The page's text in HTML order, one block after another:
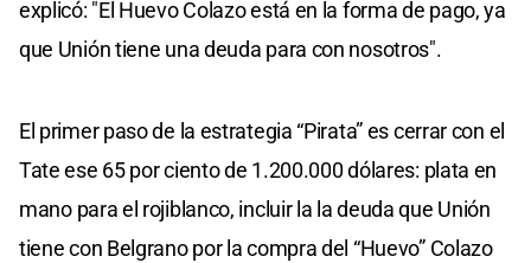
explicó: "El Huevo Colazo está en la forma de pago, ya
que Unión tiene una deuda para con nosotros".
El primer paso de la estrategia “Pirata” es cerrar con el
Tate ese 65 por ciento de 1.200.000 dólares: plata en
mano para el rojiblanco, incluir la la deuda que Unión
tiene con Belgrano por la compra del “Huevo” Colazo